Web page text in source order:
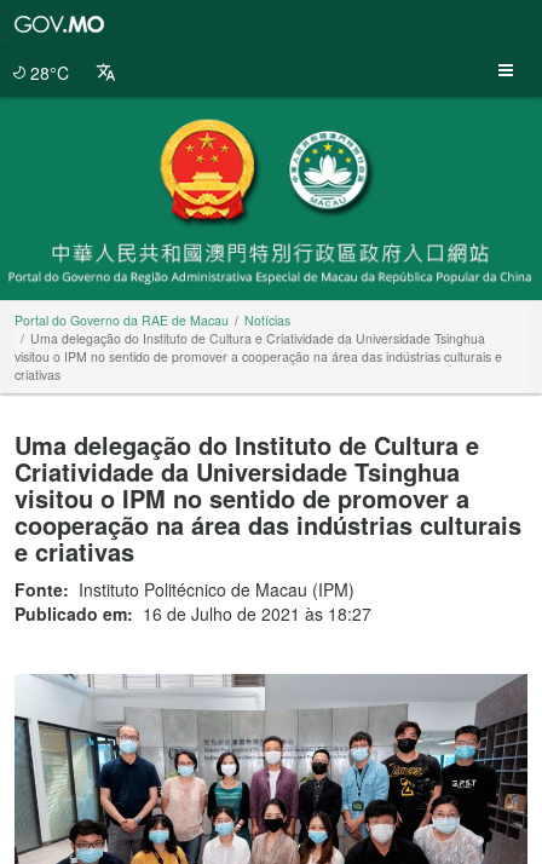
28°C
Portal do Governo da RAE de Macau
Notícias
Uma delegação do Instituto de Cultura e Criatividade da Universidade Tsinghua
visitou o IPM no sentido de promover a cooperação na área das indústrias culturais e
criativas
Uma delegação do Instituto de Cultura e
Criatividade da Universidade Tsinghua
visitou o IPM no sentido de promover a
cooperação na área das indústrias culturais
e criativas
Fonte: Instituto Politécnico de Macau (IPM)
Publicado em: 16 de Julho de 2021 às 18:27